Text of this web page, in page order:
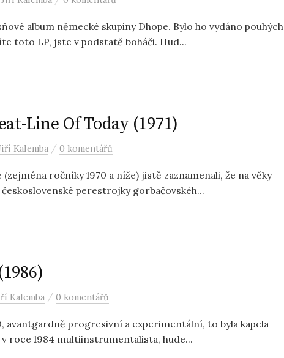
album německé skupiny Dhope. Bylo ho vydáno pouhých
toto LP, jste v podstatě boháči. Hud...
Line Of Today (1971)
Kalemba / 0 komentářů
ročníky 1970 a níže) jistě zaznamenali, že na věky
perestrojky gorbačovskéh...
Kalemba / 0 komentářů
avantgardně progresivní a experimentální, to byla kapela
v roce 1984 multiinstrumentalista, hude...